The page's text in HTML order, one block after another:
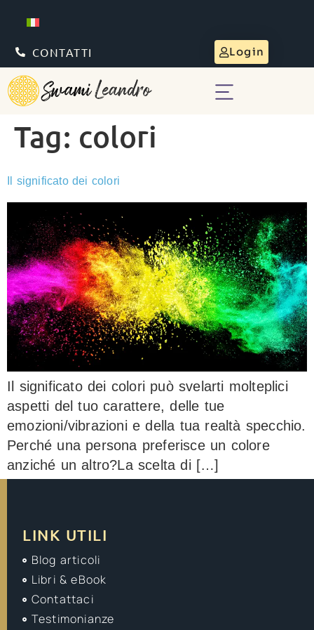
CONTATTI Login
Tag: colori
Il significato dei colori
Il significato dei colori può svelarti molteplici
aspetti del tuo carattere, delle tue
emozioni/vibrazioni e della tua realtà specchio.
Perché una persona preferisce un colore
anziché un altro?La scelta di […]
LINK UTILI
Blog articoli
Libri & eBook
Contattaci
Testimonianze